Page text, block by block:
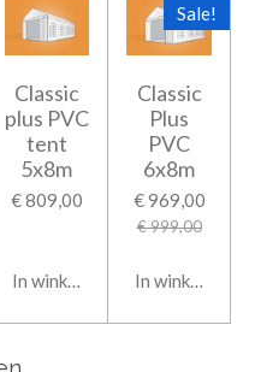
Classic
plus PVC
tent
5x8m
€ 809,00
In winkelwagen
Sale!
Classic
Plus
PVC
6x8m
€ 969,00
€ 999,00
In